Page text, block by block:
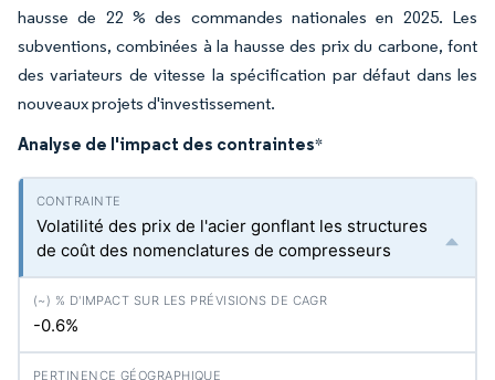
hausse de 22 % des commandes nationales en 2025. Les
subventions, combinées à la hausse des prix du carbone, font
des variateurs de vitesse la spécification par défaut dans les
nouveaux projets d'investissement.
Analyse de l'impact des contraintes*
Volatilité des prix de l'acier gonflant les structures
de coût des nomenclatures de compresseurs
-0.6%